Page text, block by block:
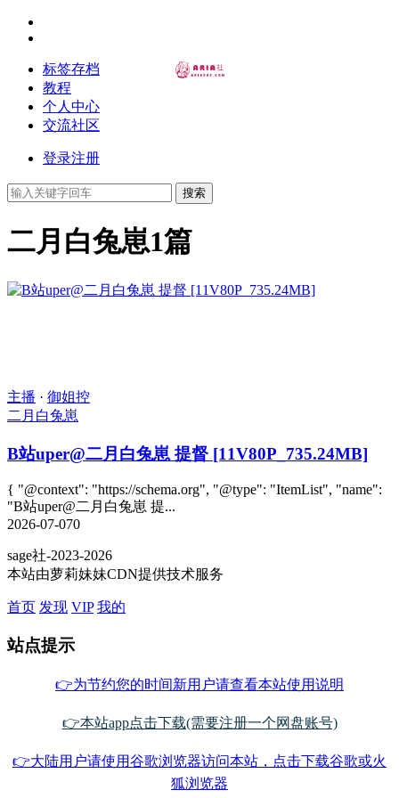
标签存档
教程
个人中心
交流社区
登录注册
搜索
二月白兔崽1篇
主播 · 御姐控
二月白兔崽
B站uper@二月白兔崽 提督 [11V80P_735.24MB]
{ "@context": "https://schema.org", "@type": "ItemList", "name":
"B站uper@二月白兔崽 提...
2026-07-070
sage社-2023-2026
本站由萝莉妹妹CDN提供技术服务
首页 发现 VIP 我的
站点提示
👉为节约您的时间新用户请查看本站使用说明
👉本站app点击下载(需要注册一个网盘账号)
👉大陆用户请使用谷歌浏览器访问本站，点击下载谷歌或火
狐浏览器